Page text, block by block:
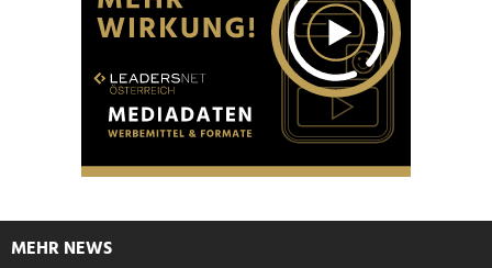
MEHR NEWS